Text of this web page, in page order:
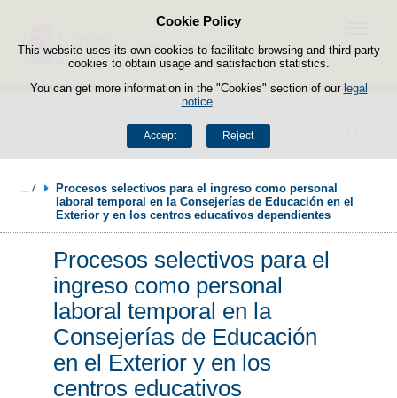
Cookie Policy
This website uses its own cookies to facilitate browsing and third-party
cookies to obtain usage and satisfaction statistics.
You can get more information in the "Cookies" section of our legal
notice.
Accept Reject
Skip to content
Search
Menu
Procesos selectivos para el ingreso como personal
laboral temporal en la Consejerías de Educación en el
Exterior y en los centros educativos dependientes
Procesos selectivos para el
ingreso como personal
laboral temporal en la
Consejerías de Educación
en el Exterior y en los
centros educativos